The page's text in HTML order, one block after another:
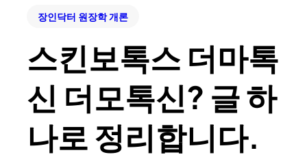
장인닥터 원장학 개론
스킨보톡스 더마톡
신 더모톡신? 글 하
나로 정리합니다.